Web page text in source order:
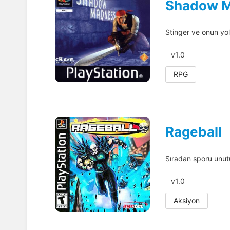
Shadow
Stinger ve onun
v1.0
RPG
Rageball
Sıradan sporu
v1.0
Aksiyon